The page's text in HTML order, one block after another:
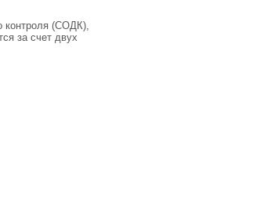
контроля (СОДК),
за счет двух